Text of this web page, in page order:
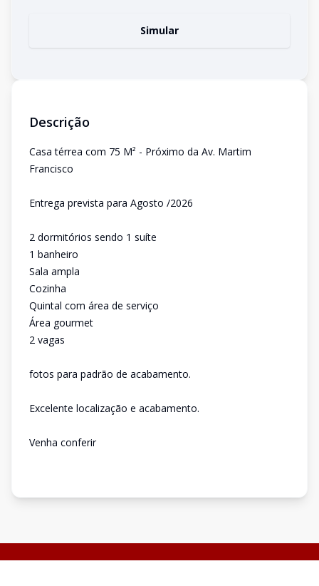
Simular
Descrição
Casa térrea com 75 M² - Próximo da Av. Martim
Francisco
Entrega prevista para Agosto /2026
2 dormitórios sendo 1 suíte
1 banheiro
Sala ampla
Cozinha
Quintal com área de serviço
Área gourmet
2 vagas
fotos para padrão de acabamento.
Excelente localização e acabamento.
Venha conferir